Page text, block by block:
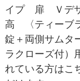
イプ 扉 Ｖデ
高 〈ティーブ
錠＋両側サム
ラクローズ付
れている方はこ